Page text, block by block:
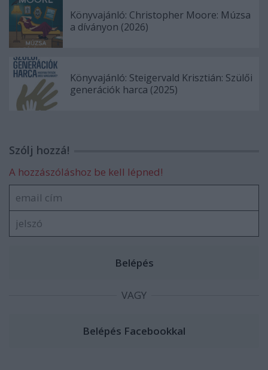
Könyvajánló: Christopher Moore: Múzsa
a díványon (2026)
Könyvajánló: Steigervald Krisztián: Szülői
generációk harca (2025)
Szólj hozzá!
A hozzászóláshoz be kell lépned!
VAGY